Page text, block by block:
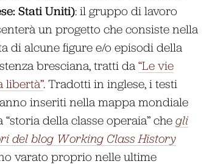
Stati Uniti): il gruppo di lavoro
un progetto che consiste nella
di alcune figure e/o episodi della
bresciana, tratti da“Le vie
libertà”. Tradotti in inglese, i testi
inseriti nella mappa mondiale
“storia della classe operaia” chegli
del blog Working Class History
varato proprio nelle ultime